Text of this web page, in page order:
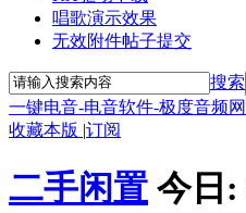
唱歌演示效果
无效附件帖子提交
搜索
一键电音-电音软件-极度音频网
收藏本版 |订阅
二手闲置 今日: